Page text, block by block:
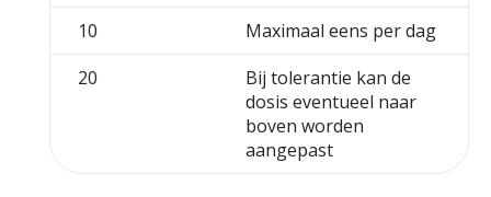
10
Maximaal eens per dag
20
Bij tolerantie kan de
dosis eventueel naar
boven worden
aangepast